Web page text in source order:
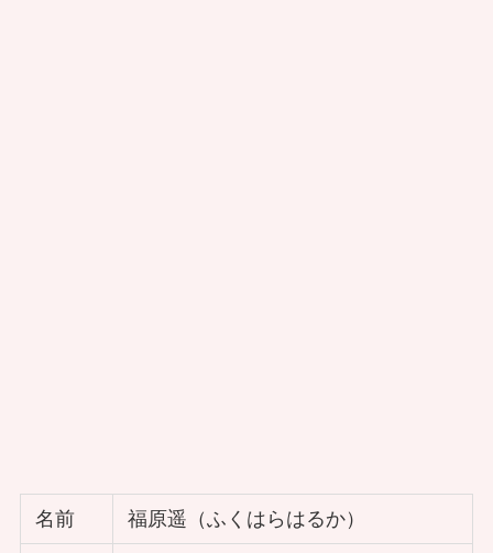
名前 福原遥（ふくはらはるか）